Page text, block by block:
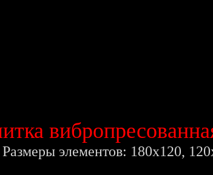
Размеры элементов: 180х120,